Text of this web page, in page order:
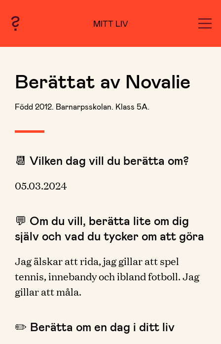
MITT LIV
Berättat av Novalie
Född 2012. Barnarpsskolan. Klass 5A.
📆 Vilken dag vill du berätta om?
05.03.2024
💬 Om du vill, berätta lite om dig
själv och vad du tycker om att göra
Jag älskar att rida, jag gillar att spel
tennis, innebandy och ibland fotboll. Jag
gillar att måla.
✏️ Berätta om en dag i ditt liv